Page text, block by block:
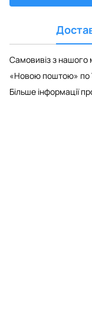
Самовивіз з нашого
«Новою поштою» по
Більше інформації